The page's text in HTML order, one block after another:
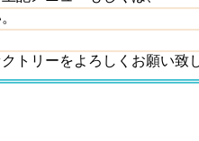
トリーをよろしくお願い致